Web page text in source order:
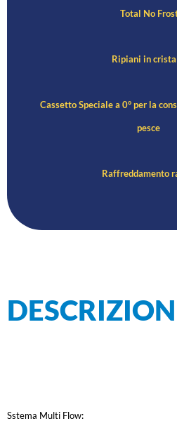
Total No
Ripiani in
Cassetto Speciale a 0° per la
pesce
Raffreddamento
Sstema Multi Flow: